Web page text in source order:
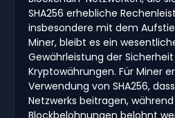
SHA256 erhebliche
insbesondere mit dem
Miner, bleibt es ein
Gewährleistung der
Kryptowährungen. Für Miner
Verwendung von SHA256,
Netzwerks beitragen,
Blockbelohnungen belohnt